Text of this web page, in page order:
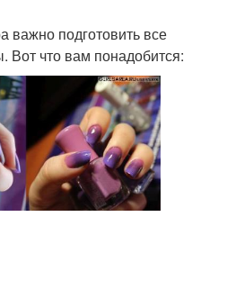
подготовить все
что вам понадобится: